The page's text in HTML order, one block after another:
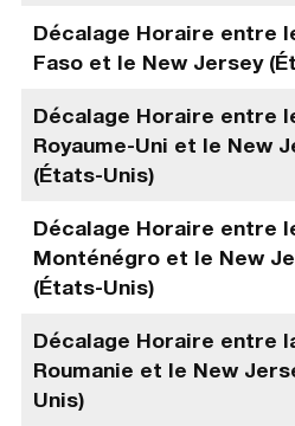
Décalage Horaire entre
Faso et le New Jersey
Décalage Horaire entre
Royaume-Uni et le New
(États-Unis)
Décalage Horaire entre
Monténégro et le New
(États-Unis)
Décalage Horaire entre
Roumanie et le New
Unis)